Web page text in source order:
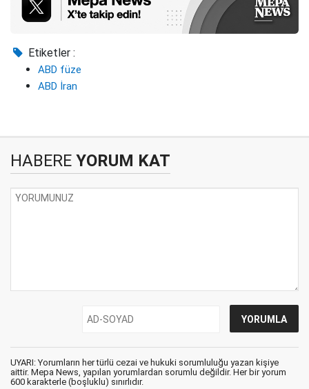
Etiketler :
ABD füze
ABD İran
HABERE YORUM KAT
UYARI: Yorumların her türlü cezai ve hukuki sorumluluğu yazan kişiye
aittir. Mepa News, yapılan yorumlardan sorumlu değildir. Her bir yorum
600 karakterle (boşluklu) sınırlıdır.